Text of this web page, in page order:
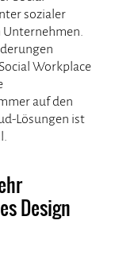
sozialer
Unternehmen.
Workplace
auf den
Lösungen ist
Design